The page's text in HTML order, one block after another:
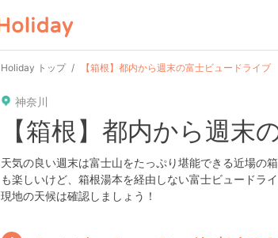
Holiday トップ 【箱根】都内から週末の富士ビュードライブ
神奈川
【箱根】都内から週
天気の良い週末は富士山をたっぷり堪能できる近場の
も楽しいけど、箱根湯本を経由しない富士ビュードラ
現地の天候は確認しましょう！